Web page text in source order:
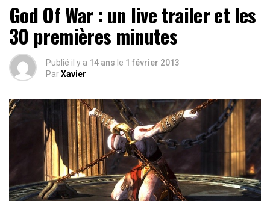
God Of War : un live trailer et les
30 premières minutes
Publié il y a 14 ans le 1 février 2013
ParXavier